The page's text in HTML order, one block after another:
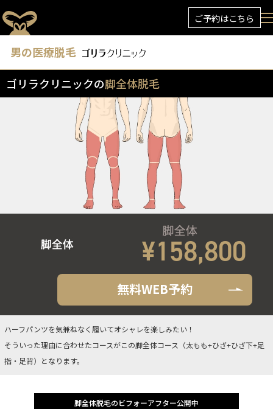
ご予約はこちら
男の医療脱毛
ゴリラクリニックの脚全体脱毛
¥158,800
無料WEB予約
ハーフパンツを気兼ねなく履いてオシャレを楽しみたい！
そういった理由に合わせたコースがこの脚全体コース（太もも+ひざ+ひざ下+足
指・足背）となります。
脚全体脱毛のビフォーアフター公開中